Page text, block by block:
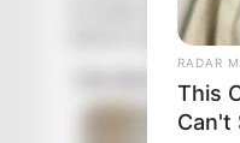
me klubin dhe ka
atëherë ka pësuar
RADAR
This
Can't